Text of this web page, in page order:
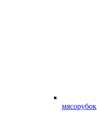
мясорубок